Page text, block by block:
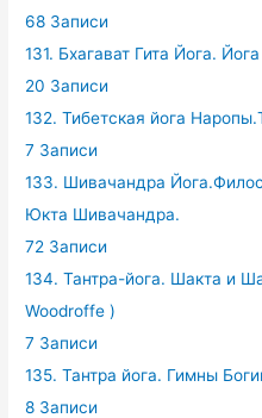
68 Записи
131. Бхагават Гита Йога.
20 Записи
132. Тибетская йога
7 Записи
133. Шивачандра
Юкта Шивачандра.
72 Записи
134. Тантра-йога. Шакта и
Woodroffe )
7 Записи
135. Тантра йога. Гимны
8 Записи